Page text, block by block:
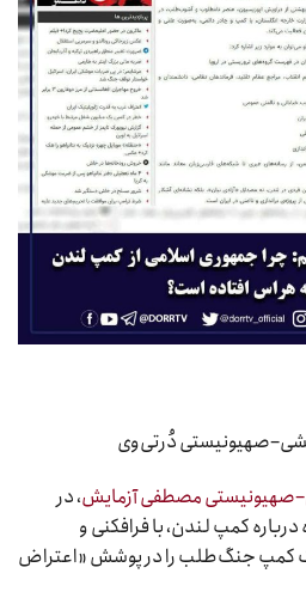
دُرتی‌وی
مصطفی آزمایش، در
کمپ لندن، با فرافکنی و
کمپ جنگ‌طلب را در پوشش «اعتراض